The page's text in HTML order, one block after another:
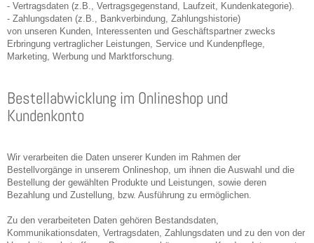
- Vertragsdaten (z.B., Vertragsgegenstand, Laufzeit, Kundenkategorie).
- Zahlungsdaten (z.B., Bankverbindung, Zahlungshistorie)
von unseren Kunden, Interessenten und Geschäftspartner zwecks
Erbringung vertraglicher Leistungen, Service und Kundenpflege,
Marketing, Werbung und Marktforschung.
Bestellabwicklung im Onlineshop und
Kundenkonto
Wir verarbeiten die Daten unserer Kunden im Rahmen der
Bestellvorgänge in unserem Onlineshop, um ihnen die Auswahl und die
Bestellung der gewählten Produkte und Leistungen, sowie deren
Bezahlung und Zustellung, bzw. Ausführung zu ermöglichen.
Zu den verarbeiteten Daten gehören Bestandsdaten,
Kommunikationsdaten, Vertragsdaten, Zahlungsdaten und zu den von der